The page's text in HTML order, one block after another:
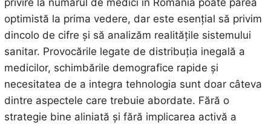
privire la numărul de medici în România poate părea
optimistă la prima vedere, dar este esențial să privim
dincolo de cifre și să analizăm realitățile sistemului
sanitar. Provocările legate de distribuția inegală a
medicilor, schimbările demografice rapide și
necesitatea de a integra tehnologia sunt doar câteva
dintre aspectele care trebuie abordate. Fără o
strategie bine aliniată și fără implicarea activă a